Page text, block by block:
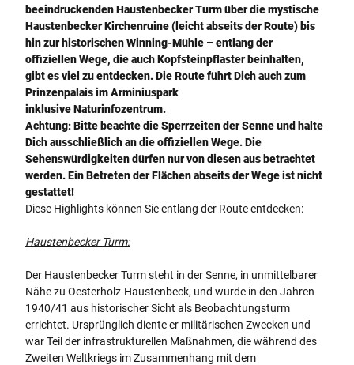
beeindruckenden Haustenbecker Turm über die mystische
Haustenbecker Kirchenruine (leicht abseits der Route) bis
hin zur historischen Winning-Mühle – entlang der
offiziellen Wege, die auch Kopfsteinpflaster beinhalten,
gibt es viel zu entdecken. Die Route führt Dich auch zum
Prinzenpalais im Arminiuspark
inklusive Naturinfozentrum.
Achtung: Bitte beachte die Sperrzeiten der Senne und halte
Dich ausschließlich an die offiziellen Wege. Die
Sehenswürdigkeiten dürfen nur von diesen aus betrachtet
werden. Ein Betreten der Flächen abseits der Wege ist nicht
gestattet!
Diese Highlights können Sie entlang der Route entdecken:
Haustenbecker Turm:
Der Haustenbecker Turm steht in der Senne, in unmittelbarer
Nähe zu Oesterholz-Haustenbeck, und wurde in den Jahren
1940/41 aus historischer Sicht als Beobachtungsturm
errichtet. Ursprünglich diente er militärischen Zwecken und
war Teil der infrastrukturellen Maßnahmen, die während des
Zweiten Weltkriegs im Zusammenhang mit dem